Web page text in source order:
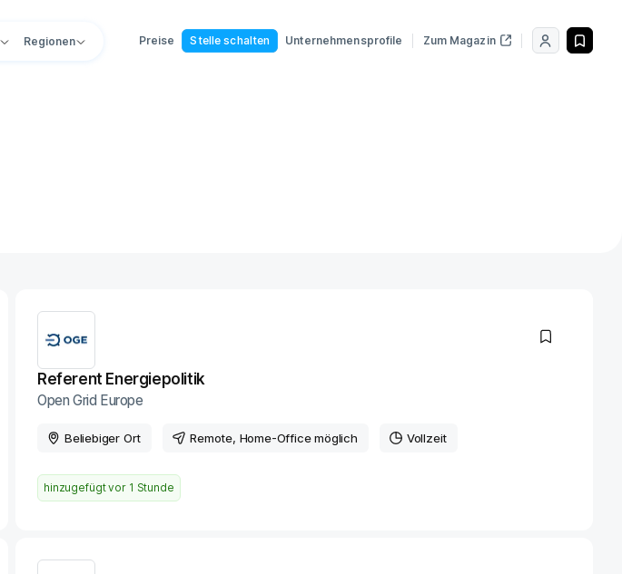
Regionen Preise Stelle schalten Unternehmensprofile Zum Magazin
Referent Energiepolitik
Open Grid Europe
Beliebiger Ort Remote, Home-Office möglich Vollzeit
hinzugefügt vor 1 Stunde